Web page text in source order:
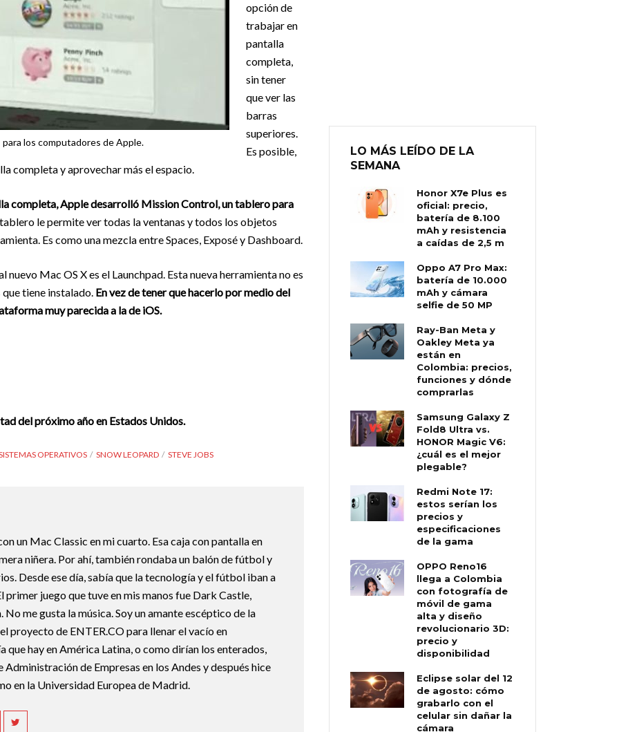
los computadores de Apple.
opción de
trabajar en
pantalla
completa,
sin tener
que ver las
barras
superiores.
Es posible,
completa y aprovechar más el espacio.
completa, Apple desarrolló Mission Control, un tablero para
le permite ver todas la ventanas y todos los objetos
Es como una mezcla entre Spaces, Exposé y Dashboard.
Mac OS X es el Launchpad. Esta nueva herramienta no es
tiene instalado. En vez de tener que hacerlo por medio del
muy parecida a la de iOS.
del próximo año en Estados Unidos.
OPERATIVOS SNOW LEOPARD STEVE JOBS
un Mac Classic en mi cuarto. Esa caja con pantalla en
niñera. Por ahí, también rondaba un balón de fútbol y
Desde ese día, sabía que la tecnología y el fútbol iban a
primer juego que tuve en mis manos fue Dark Castle,
me gusta la música. Soy un amante escéptico de la
proyecto de ENTER.CO para llenar el vacío en
hay en América Latina, o como dirían los enterados,
de Empresas en los Andes y después hice
en la Universidad Europea de Madrid.
LO MÁS LEÍDO DE LA
SEMANA
Honor X7e Plus es
oficial: precio,
batería de 8.100
mAh y resistencia
a caídas de 2,5 m
Oppo A7 Pro Max:
batería de 10.000
mAh y cámara
selfie de 50 MP
Ray-Ban Meta y
Oakley Meta ya
están en
Colombia: precios,
funciones y dónde
comprarlas
Samsung Galaxy Z
Fold8 Ultra vs.
HONOR Magic V6:
¿cuál es el mejor
plegable?
Redmi Note 17:
estos serían los
precios y
especificaciones
de la gama
OPPO Reno16
llega a Colombia
con fotografía de
móvil de gama
alta y diseño
revolucionario 3D:
precio y
disponibilidad
Eclipse solar del 12
de agosto: cómo
grabarlo con el
celular sin dañar la
cámara